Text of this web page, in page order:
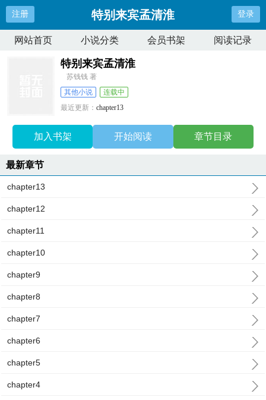
注册 特别来宾孟清淮 登录
网站首页 小说分类 会员书架 阅读记录
特别来宾孟清淮
苏钱钱 著
其他小说
连载中
最近更新：chapter13
加入书架 开始阅读 章节目录
最新章节
chapter13
chapter12
chapter11
chapter10
chapter9
chapter8
chapter7
chapter6
chapter5
chapter4